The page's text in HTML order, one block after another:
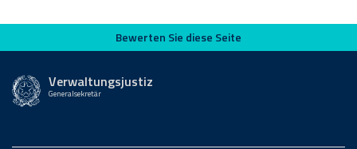
Bewerten Sie diese Seite
Bewerten Sie diese Seite
Verwaltungsjustiz
Generalsekretär